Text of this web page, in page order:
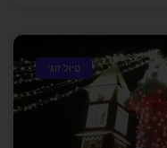
טיול זוגי